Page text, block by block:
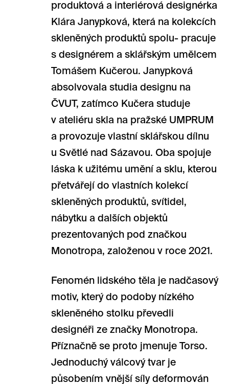
produktová a interiérová designérka
Klára Janypková, která na kolekcích
skleněných produktů spolu- pracuje
s designérem a sklářským umělcem
Tomášem Kučerou. Janypková
absolvovala studia designu na
ČVUT, zatímco Kučera studuje
v ateliéru skla na pražské UMPRUM
a provozuje vlastní sklářskou dílnu
u Světlé nad Sázavou. Oba spojuje
láska k užitému umění a sklu, kterou
přetvářejí do vlastních kolekcí
skleněných produktů, svítidel,
nábytku a dalších objektů
prezentovaných pod značkou
Monotropa, založenou v roce 2021.
Fenomén lidského těla je nadčasový
motiv, který do podoby nízkého
skleněného stolku převedli
designéři ze značky Monotropa.
Příznačně se proto jmenuje Torso.
Jednoduchý válcový tvar je
působením vnější síly deformován